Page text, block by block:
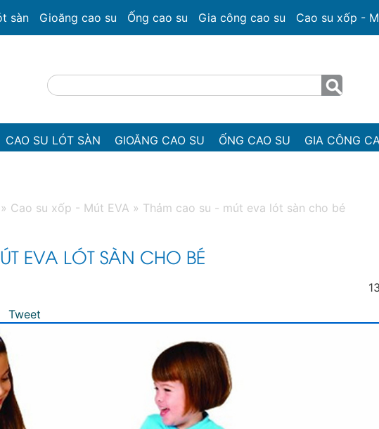
sàn Gioăng cao su Ống cao su Gia công cao su Cao su xốp -
CAO SU LÓT SÀN GIOĂNG CAO SU ỐNG CAO SU GIA CÔNG
» Cao su xốp - Mút EVA » Thảm cao su - mút eva lót sàn cho bé
EVA LÓT SÀN CHO BÉ
Tweet